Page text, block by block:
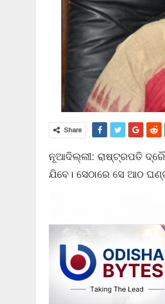
Share
ନୂଆଦିଲ୍ଲୀ: ରାଷ୍ଟ୍ରପତି
ଯିବେ। ସେଠାରେ ସେ ଆଠ